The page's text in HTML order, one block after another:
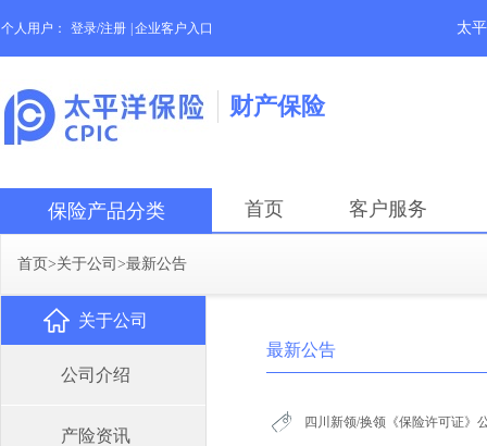
个人用户： 登录/注册 企业客户入口 太
财产保险
保险产品分类 首页 客户服务
首页>关于公司 >最新公告
关于公司
公司介绍
产险资讯
最新公告
四川新领/换领《保险许可证》